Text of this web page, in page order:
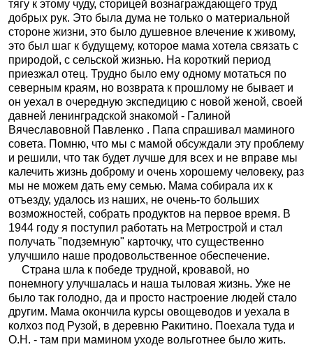
тягу к этому чуду, сторицей вознаграждающего труд
добрых рук. Это была дума не только о материальной
стороне жизни, это было душевное влечение к живому,
это был шаг к будущему, которое мама хотела связать с
природой, с сельской жизнью. На короткий период
приезжал отец. Трудно было ему одному мотаться по
северным краям, но возврата к прошлому не бывает и
он уехал в очередную экспедицию с новой женой, своей
давней ленинградской знакомой - Галиной
Вячеславовной Павленко . Папа спрашивал маминого
совета. Помню, что мы с мамой обсуждали эту проблему
и решили, что так будет лучше для всех и не вправе мы
калечить жизнь доброму и очень хорошему человеку, раз
мы не можем дать ему семью. Мама собирала их к
отъезду, удалось из наших, не очень-то больших
возможностей, собрать продуктов на первое время. В
1944 году я поступил работать на Метрострой и стал
получать "подземную" карточку, что существенно
улучшило наше продовольственное обеспечение.
Страна шла к победе трудной, кровавой, но
понемногу улучшалась и наша тыловая жизнь. Уже не
было так голодно, да и просто настроение людей стало
другим. Мама окончила курсы овощеводов и уехала в
колхоз под Рузой, в деревню Ракитино. Поехала туда и
О.Н. - там при мамином уходе вольготнее было жить.